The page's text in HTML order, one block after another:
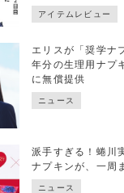
アイテムレビュー
エリスが「奨学ナ
年分の生理用ナプ
に無償提供
ニュース
派手すぎる！蜷川
ナプキンが、一周
ニュース